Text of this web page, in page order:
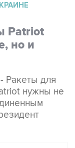
Patriot
но и
Ракеты для
нужны не